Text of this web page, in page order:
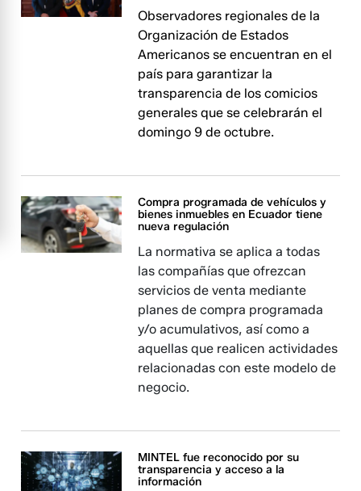
Observadores regionales de la
Organización de Estados
Americanos se encuentran en el
país para garantizar la
transparencia de los comicios
generales que se celebrarán el
domingo 9 de octubre.
Compra programada de vehículos y
bienes inmuebles en Ecuador tiene
nueva regulación
La normativa se aplica a todas
las compañías que ofrezcan
servicios de venta mediante
planes de compra programada
y/o acumulativos, así como a
aquellas que realicen actividades
relacionadas con este modelo de
negocio.
MINTEL fue reconocido por su
transparencia y acceso a la
información